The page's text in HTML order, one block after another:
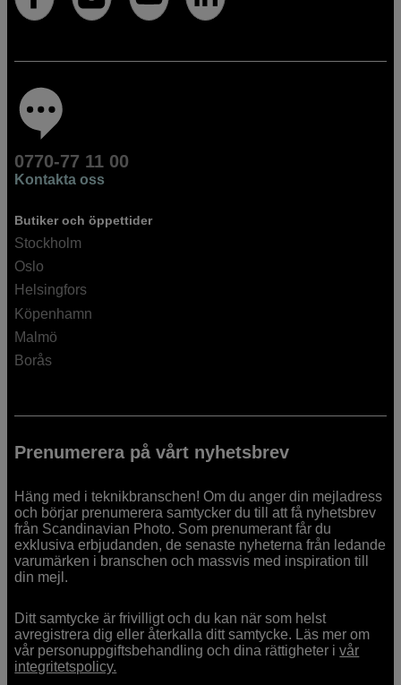
0770-77 11 00
Kontakta oss
Butiker och öppettider
Stockholm
Oslo
Helsingfors
Köpenhamn
Malmö
Borås
Prenumerera på vårt nyhetsbrev
Häng med i teknikbranschen! Om du anger din mejladress
och börjar prenumerera samtycker du till att få nyhetsbrev
från Scandinavian Photo. Som prenumerant får du
exklusiva erbjudanden, de senaste nyheterna från ledande
varumärken i branschen och massvis med inspiration till
din mejl.
Ditt samtycke är frivilligt och du kan när som helst
avregistrera dig eller återkalla ditt samtycke. Läs mer om
vår personuppgiftsbehandling och dina rättigheter ivår
integritetspolicy.